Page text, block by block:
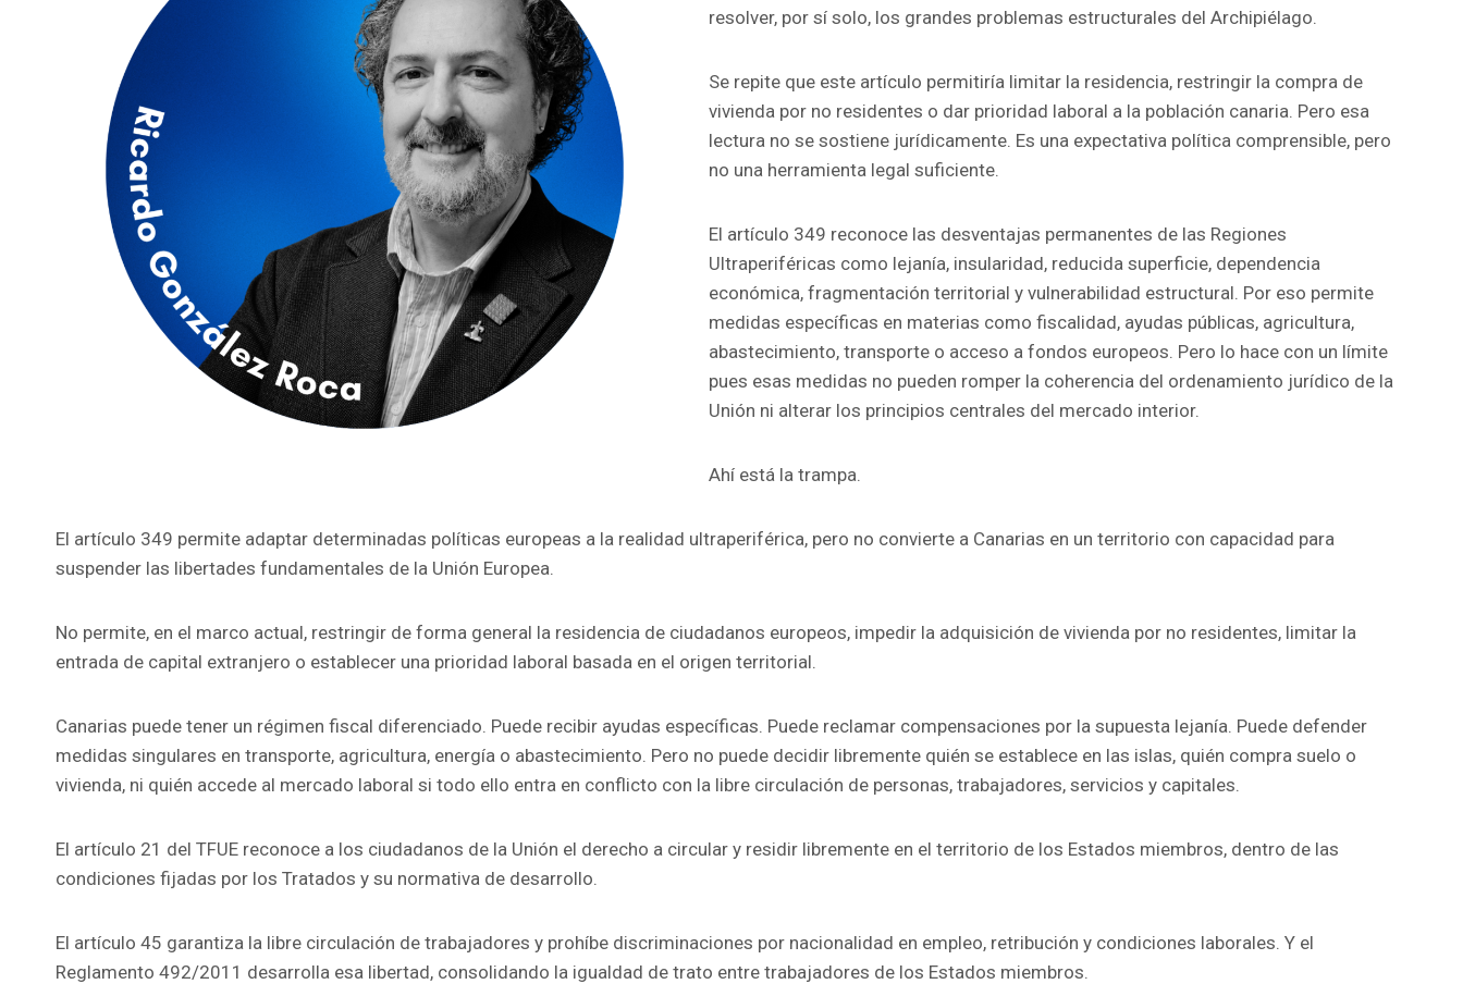
resolver, por sí solo, los grandes problemas estructurales del Archipiélago.
Se repite que este artículo permitiría limitar la residencia, restringir la compra de
vivienda por no residentes o dar prioridad laboral a la población canaria. Pero esa
lectura no se sostiene jurídicamente. Es una expectativa política comprensible, pero
no una herramienta legal suficiente.
El artículo 349 reconoce las desventajas permanentes de las Regiones
Ultraperiféricas como lejanía, insularidad, reducida superficie, dependencia
económica, fragmentación territorial y vulnerabilidad estructural. Por eso permite
medidas específicas en materias como fiscalidad, ayudas públicas, agricultura,
abastecimiento, transporte o acceso a fondos europeos. Pero lo hace con un límite
pues esas medidas no pueden romper la coherencia del ordenamiento jurídico de la
Unión ni alterar los principios centrales del mercado interior.
Ahí está la trampa.
El artículo 349 permite adaptar determinadas políticas europeas a la realidad ultraperiférica, pero no convierte a Canarias en un territorio con capacidad para
suspender las libertades fundamentales de la Unión Europea.
No permite, en el marco actual, restringir de forma general la residencia de ciudadanos europeos, impedir la adquisición de vivienda por no residentes, limitar la
entrada de capital extranjero o establecer una prioridad laboral basada en el origen territorial.
Canarias puede tener un régimen fiscal diferenciado. Puede recibir ayudas específicas. Puede reclamar compensaciones por la supuesta lejanía. Puede defender
medidas singulares en transporte, agricultura, energía o abastecimiento. Pero no puede decidir libremente quién se establece en las islas, quién compra suelo o
vivienda, ni quién accede al mercado laboral si todo ello entra en conflicto con la libre circulación de personas, trabajadores, servicios y capitales.
El artículo 21 del TFUE reconoce a los ciudadanos de la Unión el derecho a circular y residir libremente en el territorio de los Estados miembros, dentro de las
condiciones fijadas por los Tratados y su normativa de desarrollo.
El artículo 45 garantiza la libre circulación de trabajadores y prohíbe discriminaciones por nacionalidad en empleo, retribución y condiciones laborales. Y el
Reglamento 492/2011 desarrolla esa libertad, consolidando la igualdad de trato entre trabajadores de los Estados miembros.